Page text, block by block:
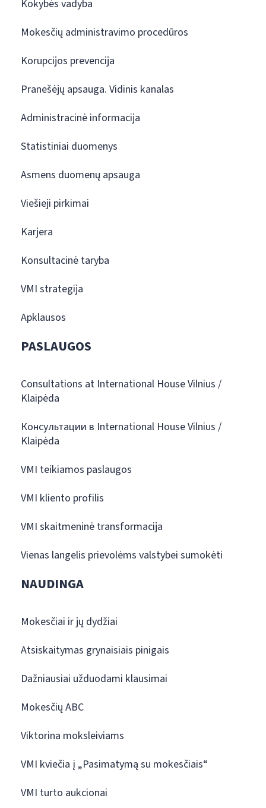
Kokybės vadyba
Mokesčių administravimo procedūros
Korupcijos prevencija
Pranešėjų apsauga. Vidinis kanalas
Administracinė informacija
Statistiniai duomenys
Asmens duomenų apsauga
Viešieji pirkimai
Karjera
Konsultacinė taryba
VMI strategija
Apklausos
PASLAUGOS
Consultations at International House Vilnius /
Klaipėda
Консультации в International House Vilnius /
Klaipėda
VMI teikiamos paslaugos
VMI kliento profilis
VMI skaitmeninė transformacija
Vienas langelis prievolėms valstybei sumokėti
NAUDINGA
Mokesčiai ir jų dydžiai
Atsiskaitymas grynaisiais pinigais
Dažniausiai užduodami klausimai
Mokesčių ABC
Viktorina moksleiviams
VMI kviečia į „Pasimatymą su mokesčiais“
VMI turto aukcionai